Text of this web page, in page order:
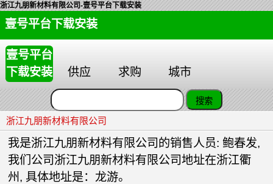
浙江九朋新材料有限公司-壹号平台下载安装
壹号平台下载安装
壹号平台
下载安装
供应 求购 城市
浙江九朋新材料有限公司
我是浙江九朋新材料有限公司的销售人员: 鲍春发,
我们公司浙江九朋新材料有限公司地址在浙江衢
州, 具体地址是：龙游。